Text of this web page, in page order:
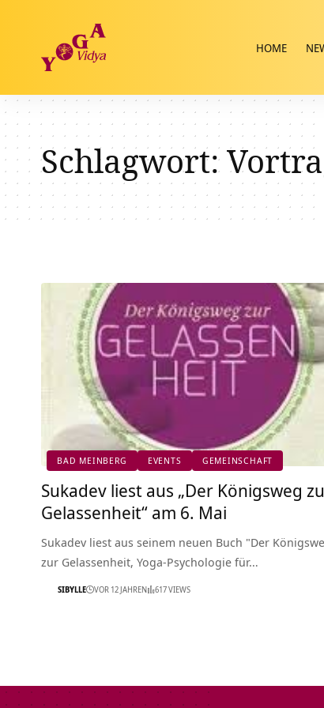
HOME
Schlagwort:
BAD MEINBERG EVENTS GEMEINSCHAFT
Sukadev liest aus „Der Königsweg
Gelassenheit“ am 6. Mai
Sukadev liest aus seinem neuen Buch "Der
zur Gelassenheit, Yoga-Psychologie für…
SIBYLLE VOR 12 JAHREN 617 VIEWS